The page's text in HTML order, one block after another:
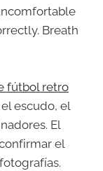
Breath
fútbol retro
escudo, el
El
el